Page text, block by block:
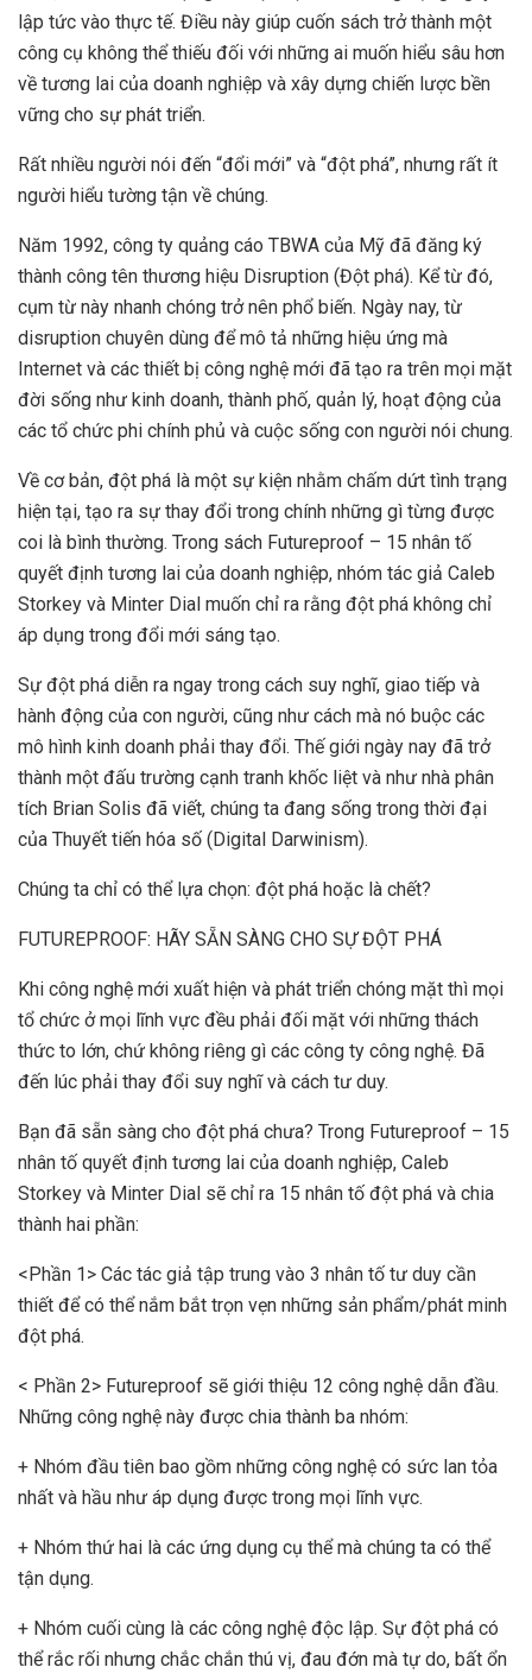
lập tức vào thực tế. Điều này giúp cuốn sách trở thành một
công cụ không thể thiếu đối với những ai muốn hiểu sâu hơn
về tương lai của doanh nghiệp và xây dựng chiến lược bền
vững cho sự phát triển.
Rất nhiều người nói đến “đổi mới” và “đột phá”, nhưng rất ít
người hiểu tường tận về chúng.
Năm 1992, công ty quảng cáo TBWA của Mỹ đã đăng ký
thành công tên thương hiệu Disruption (Đột phá). Kể từ đó,
cụm từ này nhanh chóng trở nên phổ biến. Ngày nay, từ
disruption chuyên dùng để mô tả những hiệu ứng mà
Internet và các thiết bị công nghệ mới đã tạo ra trên mọi mặt
đời sống như kinh doanh, thành phố, quản lý, hoạt động của
các tổ chức phi chính phủ và cuộc sống con người nói chung.
Về cơ bản, đột phá là một sự kiện nhằm chấm dứt tình trạng
hiện tại, tạo ra sự thay đổi trong chính những gì từng được
coi là bình thường. Trong sách Futureproof – 15 nhân tố
quyết định tương lai của doanh nghiệp, nhóm tác giả Caleb
Storkey và Minter Dial muốn chỉ ra rằng đột phá không chỉ
áp dụng trong đổi mới sáng tạo.
Sự đột phá diễn ra ngay trong cách suy nghĩ, giao tiếp và
hành động của con người, cũng như cách mà nó buộc các
mô hình kinh doanh phải thay đổi. Thế giới ngày nay đã trở
thành một đấu trường cạnh tranh khốc liệt và như nhà phân
tích Brian Solis đã viết, chúng ta đang sống trong thời đại
của Thuyết tiến hóa số (Digital Darwinism).
Chúng ta chỉ có thể lựa chọn: đột phá hoặc là chết?
FUTUREPROOF: HÃY SẴN SÀNG CHO SỰ ĐỘT PHÁ
Khi công nghệ mới xuất hiện và phát triển chóng mặt thì mọi
tổ chức ở mọi lĩnh vực đều phải đối mặt với những thách
thức to lớn, chứ không riêng gì các công ty công nghệ. Đã
đến lúc phải thay đổi suy nghĩ và cách tư duy.
Bạn đã sẵn sàng cho đột phá chưa? Trong Futureproof – 15
nhân tố quyết định tương lai của doanh nghiệp, Caleb
Storkey và Minter Dial sẽ chỉ ra 15 nhân tố đột phá và chia
thành hai phần:
<Phần 1> Các tác giả tập trung vào 3 nhân tố tư duy cần
thiết để có thể nắm bắt trọn vẹn những sản phẩm/phát minh
đột phá.
< Phần 2> Futureproof sẽ giới thiệu 12 công nghệ dẫn đầu.
Những công nghệ này được chia thành ba nhóm:
+ Nhóm đầu tiên bao gồm những công nghệ có sức lan tỏa
nhất và hầu như áp dụng được trong mọi lĩnh vực.
+ Nhóm thứ hai là các ứng dụng cụ thể mà chúng ta có thể
tận dụng.
+ Nhóm cuối cùng là các công nghệ độc lập. Sự đột phá có
thể rắc rối nhưng chắc chắn thú vị, đau đớn mà tự do, bất ổn